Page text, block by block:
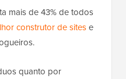
mais de 43% de todos
construtor de sitese
quanto por